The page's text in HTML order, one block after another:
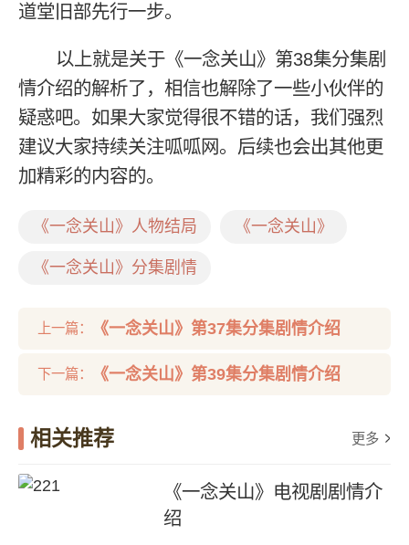
道堂旧部先行一步。
以上就是关于《一念关山》第38集分集剧
情介绍的解析了，相信也解除了一些小伙伴的
疑惑吧。如果大家觉得很不错的话，我们强烈
建议大家持续关注呱呱网。后续也会出其他更
加精彩的内容的。
《一念关山》人物结局 《一念关山》
《一念关山》分集剧情
上一篇： 《一念关山》第37集分集剧情介绍
下一篇： 《一念关山》第39集分集剧情介绍
相关推荐 更多
《一念关山》电视剧剧情介
绍